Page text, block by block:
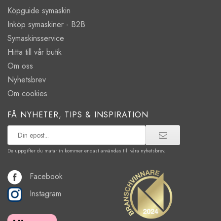
Köpguide symaskin
Inköp symaskiner - B2B
Symaskinsservice
Hitta till vår butik
Om oss
Nyhetsbrev
Om cookies
FÅ NYHETER, TIPS & INSPIRATION
De uppgifter du matar in kommer endast användas till våra nyhetsbrev.
Facebook
Instagram